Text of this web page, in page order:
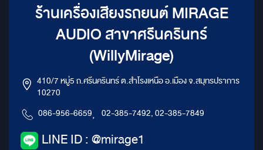
ร้านเครื่องเสียงรถยนต์ MIRAGE
AUDIO สาขาศรีนครินทร์
(WillyMirage)
410/7 หมู่5 ถ.ศรีนครินทร์ ต.สำโรงเหนือ อ.เมือง จ.สมุทรปราการ
10270
086-956-6659, 02-385-7492, 02-385-7849
LINE ID : @mirage1